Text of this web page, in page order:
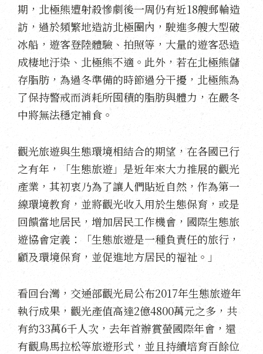
期，北極熊遭射殺慘劇後一周仍有近18艘郵輪造
訪，過於頻繁地造訪北極圈內，駛進多艘大型破
冰船，遊客登陸體驗、拍照等，大量的遊客恐造
成棲地汙染、北極熊不適。此外，若在北極熊儲
存脂肪，為過冬準備的時節過分干擾，北極熊為
了保持警戒而消耗所囤積的脂肪與體力，在嚴冬
中將無法穩定補食。
觀光旅遊與生態環境相結合的期望，在各國已行
之有年，「生態旅遊」是近年來大力推展的觀光
產業，其初衷乃為了讓人們貼近自然，作為第一
線環境教育，並將觀光收入用於生態保育，或是
回饋當地居民，增加居民工作機會，國際生態旅
遊協會定義：「生態旅遊是一種負責任的旅行，
顧及環境保育，並促進地方居民的福祉。」
看回台灣，交通部觀光局公布2017年生態旅遊年
執行成果，觀光產值高達2億4800萬元之多，共
有約33萬6千人次，去年首辦賞螢國際年會，還
有觀鳥馬拉松等旅遊形式，並且持續培育百餘位